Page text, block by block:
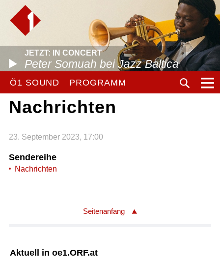
JETZT: IN CONCERT
Peter Somuah bei Jazz Baltica
Ö1 SOUND PROGRAMM
Nachrichten
23. September 2023, 17:00
Sendereihe
Nachrichten
Seitenanfang
Aktuell in oe1.ORF.at